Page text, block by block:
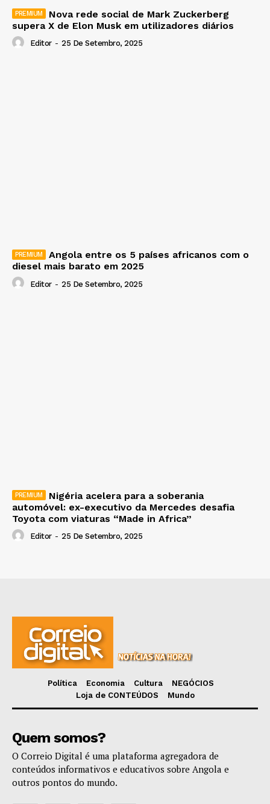
Nova rede social de Mark Zuckerberg
supera X de Elon Musk em utilizadores diários
Editor - 25 De Setembro, 2025
Angola entre os 5 países africanos com o
diesel mais barato em 2025
Editor - 25 De Setembro, 2025
Nigéria acelera para a soberania
automóvel: ex-executivo da Mercedes desafia
Toyota com viaturas “Made in Africa”
Editor - 25 De Setembro, 2025
Política Economia Cultura
NEGÓCIOS
Loja de CONTEÚDOS
Mundo
Quem somos?
O Correio Digital é uma plataforma agregadora de
conteúdos informativos e educativos sobre Angola e
outros pontos do mundo.